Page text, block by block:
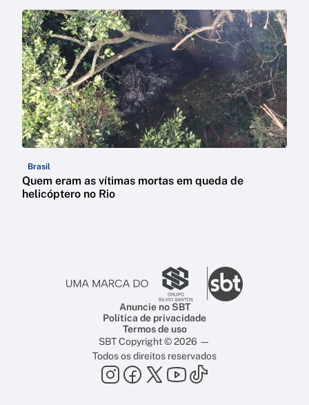
Brasil
Quem eram as vítimas mortas em queda de
helicóptero no Rio
Anuncie no SBT
Política de privacidade
Termos de uso
SBT Copyright © 2026 —
Todos os direitos reservados